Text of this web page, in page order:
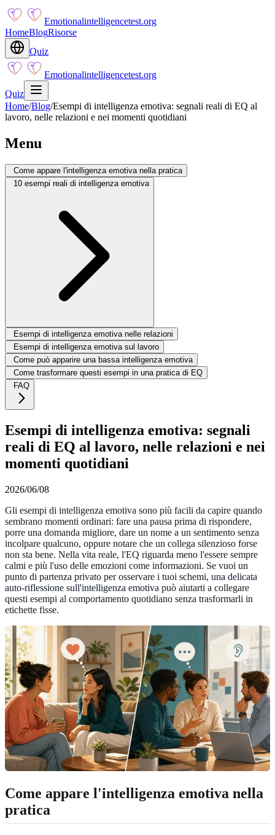
Emotionalintelligencetest.org
HomeBlogRisorse
Quiz
Emotionalintelligencetest.org
Quiz
Home/Blog/Esempi di intelligenza emotiva: segnali reali di EQ al
lavoro, nelle relazioni e nei momenti quotidiani
Menu
Come appare l'intelligenza emotiva nella pratica
10 esempi reali di intelligenza emotiva
Esempi di intelligenza emotiva nelle relazioni
Esempi di intelligenza emotiva sul lavoro
Come può apparire una bassa intelligenza emotiva
Come trasformare questi esempi in una pratica di EQ
FAQ
Esempi di intelligenza emotiva: segnali
reali di EQ al lavoro, nelle relazioni e nei
momenti quotidiani
2026/06/08
Gli esempi di intelligenza emotiva sono più facili da capire quando
sembrano momenti ordinari: fare una pausa prima di rispondere,
porre una domanda migliore, dare un nome a un sentimento senza
incolpare qualcuno, oppure notare che un collega silenzioso forse
non sta bene. Nella vita reale, l'EQ riguarda meno l'essere sempre
calmi e più l'uso delle emozioni come informazioni. Se vuoi un
punto di partenza privato per osservare i tuoi schemi, una delicata
auto-riflessione sull'intelligenza emotiva può aiutarti a collegare
questi esempi al comportamento quotidiano senza trasformarli in
etichette fisse.
Come appare l'intelligenza emotiva nella
pratica